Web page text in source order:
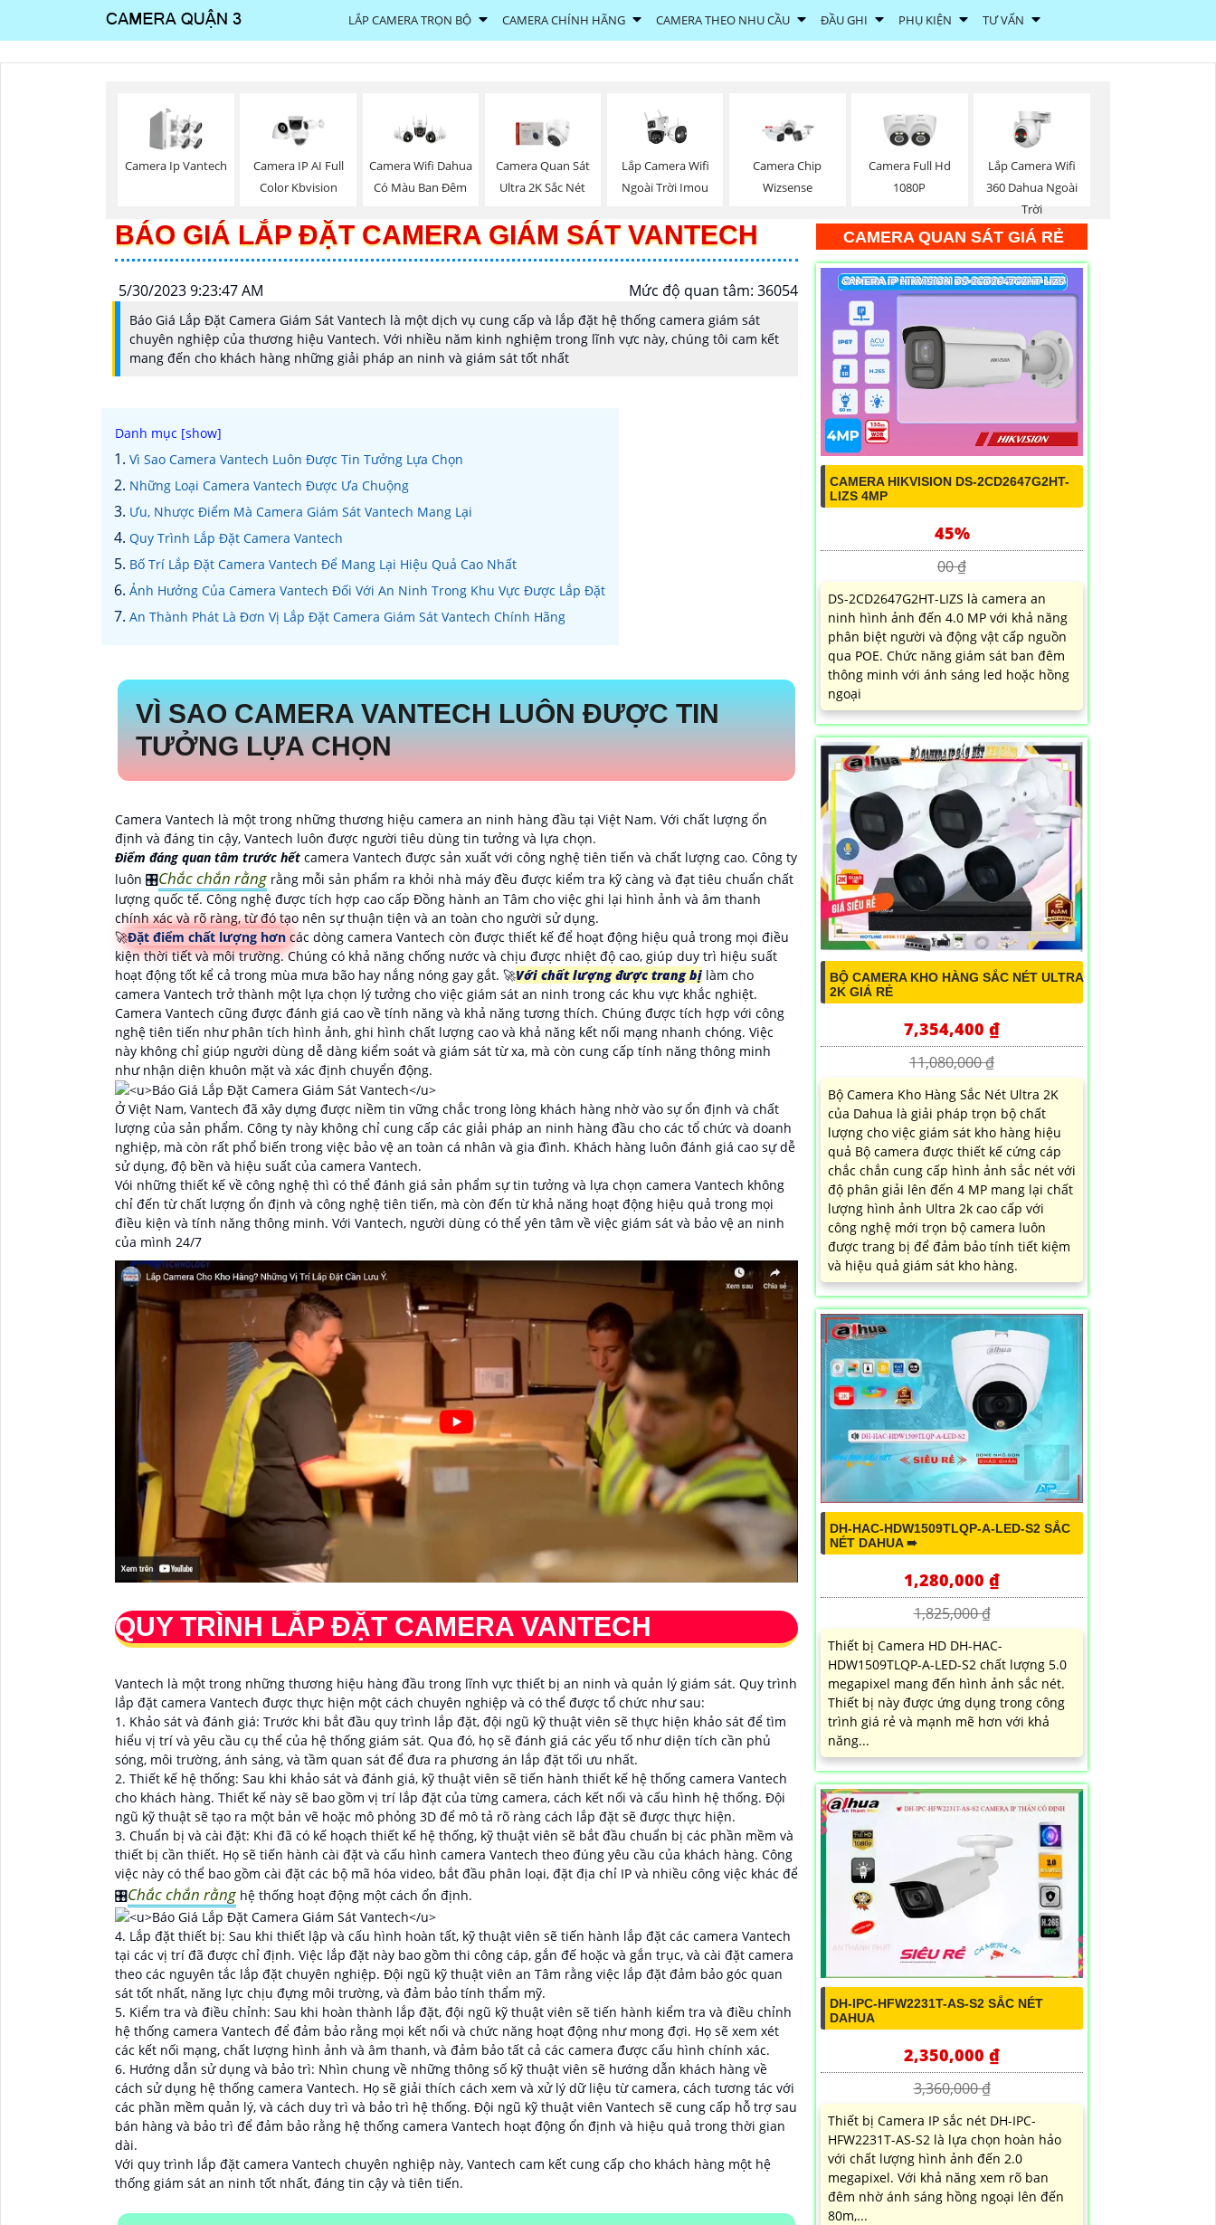
LẮP CAMERA TRỌN BỘ CAMERA CHÍNH HÃNG CAMERA THEO NHU CẦU ĐẦU GHI PHỤ KIỆN TƯ VẤN
Camera Ip Vantech
Camera IP AI Full
Color Kbvision
Camera Wifi Dahua
Có Màu Ban Đêm
Camera Quan Sát
Ultra 2K Sắc Nét
Lắp Camera Wifi
Ngoài Trời Imou
Camera Chip
Wizsense
Camera Full Hd
1080P
Lắp Camera Wifi
360 Dahua Ngoài
Trời
BÁO GIÁ LẮP ĐẶT CAMERA GIÁM SÁT VANTECH
5/30/2023 9:23:47 AM Mức độ quan tâm: 36054
Báo Giá Lắp Đặt Camera Giám Sát Vantech là một dịch vụ cung cấp và lắp đặt hệ thống camera giám sát
chuyên nghiệp của thương hiệu Vantech. Với nhiều năm kinh nghiệm trong lĩnh vực này, chúng tôi cam kết
mang đến cho khách hàng những giải pháp an ninh và giám sát tốt nhất
Vì Sao Camera Vantech Luôn Được Tin Tưởng Lựa Chọn
Những Loại Camera Vantech Được Ưa Chuộng
Ưu, Nhược Điểm Mà Camera Giám Sát Vantech Mang Lại
Quy Trình Lắp Đặt Camera Vantech
Bố Trí Lắp Đặt Camera Vantech Để Mang Lại Hiệu Quả Cao Nhất
Ảnh Hưởng Của Camera Vantech Đối Với An Ninh Trong Khu Vực Được Lắp Đặt
An Thành Phát Là Đơn Vị Lắp Đặt Camera Giám Sát Vantech Chính Hãng
VÌ SAO CAMERA VANTECH LUÔN ĐƯỢC TIN
TƯỞNG LỰA CHỌN
Camera Vantech là một trong những thương hiệu camera an ninh hàng đầu tại Việt Nam. Với chất lượng ổn
định và đáng tin cậy, Vantech luôn được người tiêu dùng tin tưởng và lựa chọn.
Điểm đáng quan tâm trước hết camera Vantech được sản xuất với công nghệ tiên tiến và chất lượng cao. Công ty
luôn 🎛Chắc chắn rằng rằng mỗi sản phẩm ra khỏi nhà máy đều được kiểm tra kỹ càng và đạt tiêu chuẩn chất
lượng quốc tế. Công nghệ được tích hợp cao cấp Đồng hành an Tâm cho việc ghi lại hình ảnh và âm thanh
chính xác và rõ ràng, từ đó tạo nên sự thuận tiện và an toàn cho người sử dụng.
🚀Đặt điểm chất lượng hơn các dòng camera Vantech còn được thiết kế để hoạt động hiệu quả trong mọi điều
kiện thời tiết và môi trường. Chúng có khả năng chống nước và chịu được nhiệt độ cao, giúp duy trì hiệu suất
hoạt động tốt kể cả trong mùa mưa bão hay nắng nóng gay gắt. 🚀Với chất lượng được trang bị làm cho
camera Vantech trở thành một lựa chọn lý tưởng cho việc giám sát an ninh trong các khu vực khắc nghiệt.
Camera Vantech cũng được đánh giá cao về tính năng và khả năng tương thích. Chúng được tích hợp với công
nghệ tiên tiến như phân tích hình ảnh, ghi hình chất lượng cao và khả năng kết nối mạng nhanh chóng. Việc
này không chỉ giúp người dùng dễ dàng kiểm soát và giám sát từ xa, mà còn cung cấp tính năng thông minh
như nhận diện khuôn mặt và xác định chuyển động.
Ở Việt Nam, Vantech đã xây dựng được niềm tin vững chắc trong lòng khách hàng nhờ vào sự ổn định và chất
lượng của sản phẩm. Công ty này không chỉ cung cấp các giải pháp an ninh hàng đầu cho các tổ chức và doanh
nghiệp, mà còn rất phổ biến trong việc bảo vệ an toàn cá nhân và gia đình. Khách hàng luôn đánh giá cao sự dễ
sử dụng, độ bền và hiệu suất của camera Vantech.
Vói những thiết kế về công nghệ thì có thể đánh giá sản phẩm sự tin tưởng và lựa chọn camera Vantech không
chỉ đến từ chất lượng ổn định và công nghệ tiên tiến, mà còn đến từ khả năng hoạt động hiệu quả trong mọi
điều kiện và tính năng thông minh. Với Vantech, người dùng có thể yên tâm về việc giám sát và bảo vệ an ninh
của mình 24/7
QUY TRÌNH LẮP ĐẶT CAMERA VANTECH
Vantech là một trong những thương hiệu hàng đầu trong lĩnh vực thiết bị an ninh và quản lý giám sát. Quy trình
lắp đặt camera Vantech được thực hiện một cách chuyên nghiệp và có thể được tổ chức như sau:
1. Khảo sát và đánh giá: Trước khi bắt đầu quy trình lắp đặt, đội ngũ kỹ thuật viên sẽ thực hiện khảo sát để tìm
hiểu vị trí và yêu cầu cụ thể của hệ thống giám sát. Qua đó, họ sẽ đánh giá các yếu tố như diện tích cần phủ
sóng, môi trường, ánh sáng, và tầm quan sát để đưa ra phương án lắp đặt tối ưu nhất.
2. Thiết kế hệ thống: Sau khi khảo sát và đánh giá, kỹ thuật viên sẽ tiến hành thiết kế hệ thống camera Vantech
cho khách hàng. Thiết kế này sẽ bao gồm vị trí lắp đặt của từng camera, cách kết nối và cấu hình hệ thống. Đội
ngũ kỹ thuật sẽ tạo ra một bản vẽ hoặc mô phỏng 3D để mô tả rõ ràng cách lắp đặt sẽ được thực hiện.
3. Chuẩn bị và cài đặt: Khi đã có kế hoạch thiết kế hệ thống, kỹ thuật viên sẽ bắt đầu chuẩn bị các phần mềm và
thiết bị cần thiết. Họ sẽ tiến hành cài đặt và cấu hình camera Vantech theo đúng yêu cầu của khách hàng. Công
việc này có thể bao gồm cài đặt các bộ mã hóa video, bắt đầu phân loại, đặt địa chỉ IP và nhiều công việc khác để
🎛Chắc chắn rằng hệ thống hoạt động một cách ổn định.
4. Lắp đặt thiết bị: Sau khi thiết lập và cấu hình hoàn tất, kỹ thuật viên sẽ tiến hành lắp đặt các camera Vantech
tại các vị trí đã được chỉ định. Việc lắp đặt này bao gồm thi công cáp, gắn đế hoặc và gắn trục, và cài đặt camera
theo các nguyên tắc lắp đặt chuyên nghiệp. Đội ngũ kỹ thuật viên an Tâm rằng việc lắp đặt đảm bảo góc quan
sát tốt nhất, năng lực chịu đựng môi trường, và đảm bảo tính thẩm mỹ.
5. Kiểm tra và điều chỉnh: Sau khi hoàn thành lắp đặt, đội ngũ kỹ thuật viên sẽ tiến hành kiểm tra và điều chỉnh
hệ thống camera Vantech để đảm bảo rằng mọi kết nối và chức năng hoạt động như mong đợi. Họ sẽ xem xét
các kết nối mạng, chất lượng hình ảnh và âm thanh, và đảm bảo tất cả các camera được cấu hình chính xác.
6. Hướng dẫn sử dụng và bảo trì: Nhìn chung về những thông số kỹ thuật viên sẽ hướng dẫn khách hàng về
cách sử dụng hệ thống camera Vantech. Họ sẽ giải thích cách xem và xử lý dữ liệu từ camera, cách tương tác với
các phần mềm quản lý, và cách duy trì và bảo trì hệ thống. Đội ngũ kỹ thuật viên Vantech sẽ cung cấp hỗ trợ sau
bán hàng và bảo trì để đảm bảo rằng hệ thống camera Vantech hoạt động ổn định và hiệu quả trong thời gian
dài.
Với quy trình lắp đặt camera Vantech chuyên nghiệp này, Vantech cam kết cung cấp cho khách hàng một hệ
thống giám sát an ninh tốt nhất, đáng tin cậy và tiên tiến.
CAMERA QUAN SÁT GIÁ RẺ
CAMERA HIKVISION DS-2CD2647G2HT-
LIZS 4MP
45%
00 ₫
DS-2CD2647G2HT-LIZS là camera an
ninh hình ảnh đến 4.0 MP với khả năng
phân biệt người và động vật cấp nguồn
qua POE. Chức năng giám sát ban đêm
thông minh với ánh sáng led hoặc hồng
ngoại
BỘ CAMERA KHO HÀNG SẮC NÉT ULTRA
2K GIÁ RẺ
7,354,400 ₫
11,080,000 ₫
Bộ Camera Kho Hàng Sắc Nét Ultra 2K
của Dahua là giải pháp trọn bộ chất
lượng cho việc giám sát kho hàng hiệu
quả Bộ camera được thiết kế cứng cáp
chắc chắn cung cấp hình ảnh sắc nét với
độ phân giải lên đến 4 MP mang lại chất
lượng hình ảnh Ultra 2k cao cấp với
công nghệ mới trọn bộ camera luôn
được trang bị để đảm bảo tính tiết kiệm
và hiệu quả giám sát kho hàng.
DH-HAC-HDW1509TLQP-A-LED-S2 SẮC
NÉT DAHUA ➠
1,280,000 ₫
1,825,000 ₫
Thiết bị Camera HD DH-HAC-
HDW1509TLQP-A-LED-S2 chất lượng 5.0
megapixel mang đến hình ảnh sắc nét.
Thiết bị này được ứng dụng trong công
trình giá rẻ và mạnh mẽ hơn với khả
năng...
DH-IPC-HFW2231T-AS-S2 SẮC NÉT
DAHUA
2,350,000 ₫
3,360,000 ₫
Thiết bị Camera IP sắc nét DH-IPC-
HFW2231T-AS-S2 là lựa chọn hoàn hảo
với chất lượng hình ảnh đến 2.0
megapixel. Với khả năng xem rõ ban
đêm nhờ ánh sáng hồng ngoại lên đến
80m,...